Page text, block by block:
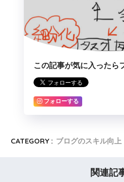
この記事が気に入ったら
フォローする
CATEGORY : ブログのスキル向上
関連記